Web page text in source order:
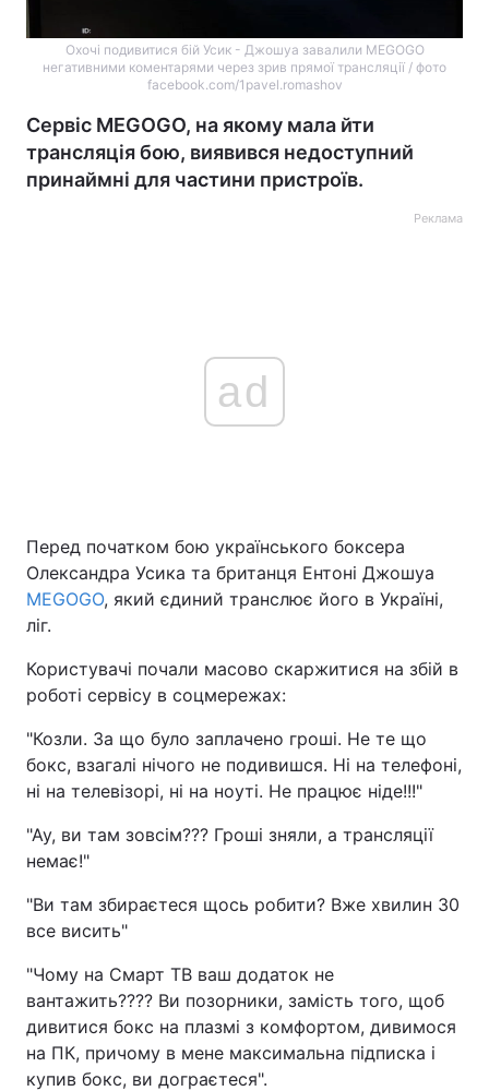
Охочі подивитися бій Усик - Джошуа завалили MEGOGO
негативними коментарями через зрив прямої трансляції / фото
facebook.com/1pavel.romashov
Сервіс MEGOGO, на якому мала йти
трансляція бою, виявився недоступний
принаймні для частини пристроїв.
Реклама
ad
Перед початком бою українського боксера
Олександра Усика та британця Ентоні Джошуа
MEGOGO, який єдиний транслює його в Україні,
ліг.
Користувачі почали масово скаржитися на збій в
роботі сервісу в соцмережах:
"Козли. За що було заплачено гроші. Не те що
бокс, взагалі нічого не подивишся. Ні на телефоні,
ні на телевізорі, ні на ноуті. Не працює ніде!!!"
"Ау, ви там зовсім??? Гроші зняли, а трансляції
немає!"
"Ви там збираєтеся щось робити? Вже хвилин 30
все висить"
"Чому на Смарт ТВ ваш додаток не
вантажить???? Ви позорники, замість того, щоб
дивитися бокс на плазмі з комфортом, дивимося
на ПК, причому в мене максимальна підписка і
купив бокс, ви дограєтеся".